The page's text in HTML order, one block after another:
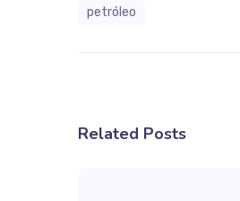
petróleo
Related Posts